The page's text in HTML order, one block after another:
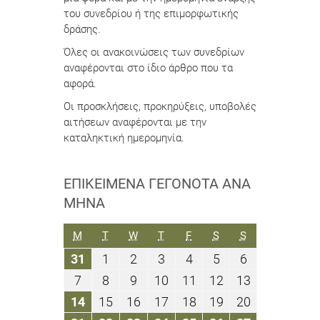
του συνεδρίου ή της επιμορφωτικής
δράσης.
Όλες οι ανακοινώσεις των συνεδρίων
αναφέρονται στο ίδιο άρθρο που τα
αφορά.
Οι προσκλήσεις, προκηρύξεις, υποβολές
αιτήσεων αναφέρονται με την
καταληκτική ημερομηνία.
ΕΠΙΚΕΊΜΕΝΑ ΓΕΓΟΝΌΤΑ ΑΝΆ
ΜΉΝΑ
M ΔΕΥΤΈΡΑ
TΤΡΊΤΗ
WΤΕΤΆΡΤΗ
TΠΈΜΠΤΗ
FΠΑΡΑΣΚΕΥΉ
SΣΆΒΒΑΤΟ
SΚΥΡΙΑΚΉ
31
Ιανουαρίου
2022
1
Φεβρουαρίου
2022
2
Φεβρουαρίου
2022
3
Φεβρουαρίου
2022
44
Φεβρουαρίου
2022
55
Φεβρουαρίου
2022
66
2022
7
Φεβρουαρίου
2022
8
Φεβρουαρίου
2022
9
Φεβρουαρίου
2022
10
Φεβρουαρίου
2022
11
Φεβρουαρίου
2022
1212
Φεβρουαρίου
2022
1313
2022
1414
Φεβρουαρίου
1515
Φεβρουαρίου
16
Φεβρουαρίου
17
Φεβρουαρίου
1818
Φεβρουαρίου
1919
Φεβρουαρίου
2020